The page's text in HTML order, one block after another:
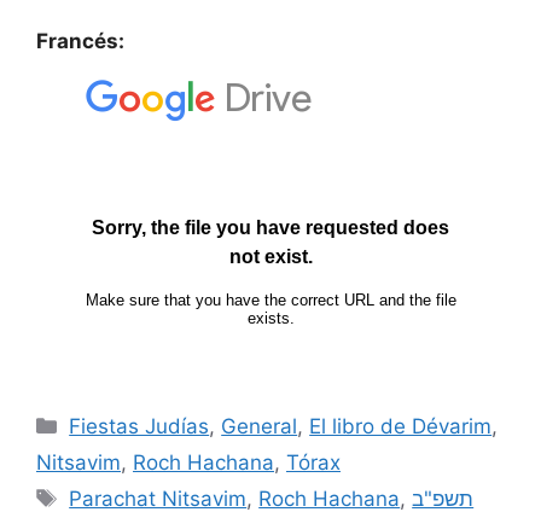
Francés:
Fiestas Judías, General, El libro de Dévarim,
Nitsavim, Roch Hachana, Tórax
Parachat Nitsavim, Roch Hachana,תשפ"ב